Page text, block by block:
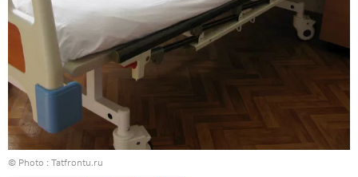
© Photo : Tatfrontu.ru